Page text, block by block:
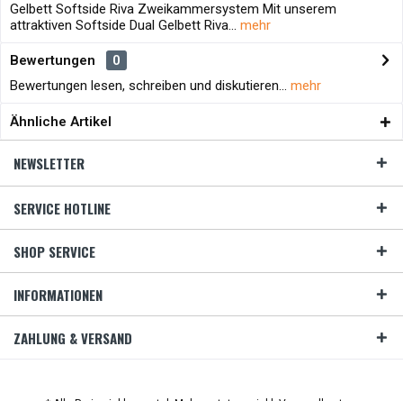
Gelbett Softside Riva Zweikammersystem Mit unserem
attraktiven Softside Dual Gelbett Riva... mehr
Bewertungen
0
Bewertungen lesen, schreiben und diskutieren... mehr
Ähnliche Artikel
NEWSLETTER
SERVICE HOTLINE
SHOP SERVICE
INFORMATIONEN
ZAHLUNG & VERSAND